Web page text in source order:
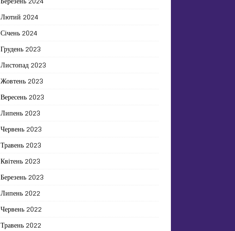
Лютий 2024
Січень 2024
Грудень 2023
Листопад 2023
Жовтень 2023
Вересень 2023
Липень 2023
Червень 2023
Травень 2023
Квітень 2023
Березень 2023
Липень 2022
Червень 2022
Травень 2022